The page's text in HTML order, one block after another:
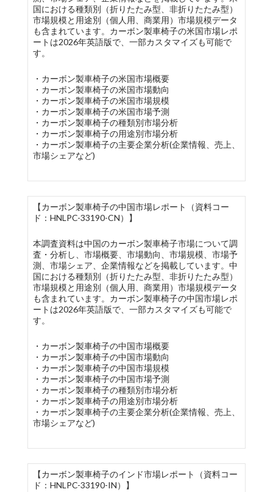
国における種類別（折りたたみ型、非折りたたみ型）
市場規模と用途別（個人用、商業用）市場規模データ
も含まれています。カーボン製車椅子の米国市場レポ
ートは2026年英語版で、一部カスタマイズも可能で
す。
・カーボン製車椅子の米国市場概要
・カーボン製車椅子の米国市場動向
・カーボン製車椅子の米国市場規模
・カーボン製車椅子の米国市場予測
・カーボン製車椅子の種類別市場分析
・カーボン製車椅子の用途別市場分析
・カーボン製車椅子の主要企業分析(企業情報、売上、
市場シェアなど)
【カーボン製車椅子の中国市場レポート（資料コー
ド：HNLPC-33190-CN）】
本調査資料は中国のカーボン製車椅子市場について調
査・分析し、市場概要、市場動向、市場規模、市場予
測、市場シェア、企業情報などを掲載しています。中
国における種類別（折りたたみ型、非折りたたみ型）
市場規模と用途別（個人用、商業用）市場規模データ
も含まれています。カーボン製車椅子の中国市場レポ
ートは2026年英語版で、一部カスタマイズも可能で
す。
・カーボン製車椅子の中国市場概要
・カーボン製車椅子の中国市場動向
・カーボン製車椅子の中国市場規模
・カーボン製車椅子の中国市場予測
・カーボン製車椅子の種類別市場分析
・カーボン製車椅子の用途別市場分析
・カーボン製車椅子の主要企業分析(企業情報、売上、
市場シェアなど)
【カーボン製車椅子のインド市場レポート（資料コー
ド：HNLPC-33190-IN）】